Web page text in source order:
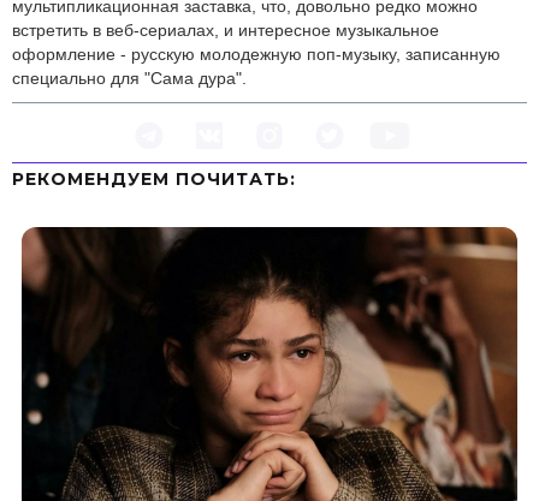
мультипликационная заставка, что, довольно редко можно
встретить в веб-сериалах, и интересное музыкальное
оформление - русскую молодежную поп-музыку, записанную
специально для "Сама дура".
РЕКОМЕНДУЕМ ПOЧИТАТЬ: